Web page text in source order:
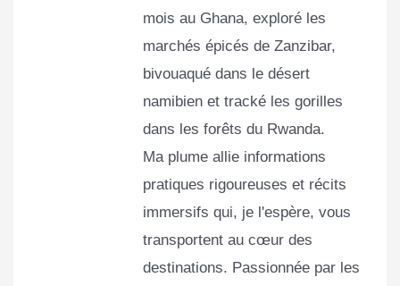
mois au Ghana, exploré les
marchés épicés de Zanzibar,
bivouaqué dans le désert
namibien et tracké les gorilles
dans les forêts du Rwanda.
Ma plume allie informations
pratiques rigoureuses et récits
immersifs qui, je l'espère, vous
transportent au cœur des
destinations. Passionnée par les